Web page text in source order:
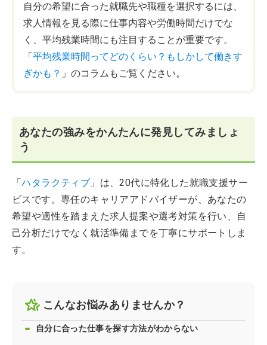
自分の希望に合った就職先や職種を選択するには、
求人情報を見る際に仕事内容や労働時間だけでな
く、平均残業時間にも注目することが重要です。
「平均残業時間ってどのくらい？もしかして働きす
ぎかも？ 」のコラムもご覧ください。
あなたの強みをかんたんに発見してみましょ
う
「ハタラクティブ 」は、20代に特化した就職支援サー
ビスです。専任のキャリアアドバイザーが、あなたの
希望や適性を踏まえた求人提案や選考対策を行い、自
己分析だけでなく就活準備までを丁寧にサポートしま
す。
こんなお悩みありませんか？
自分に合った仕事を探す方法がわからない